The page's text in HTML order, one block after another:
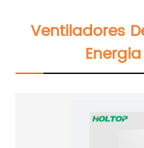
Ventiladores